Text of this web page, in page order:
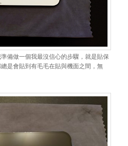
備做一個我最沒信心的步驟，就是貼保
是會貼到有毛毛在貼與機面之間，無